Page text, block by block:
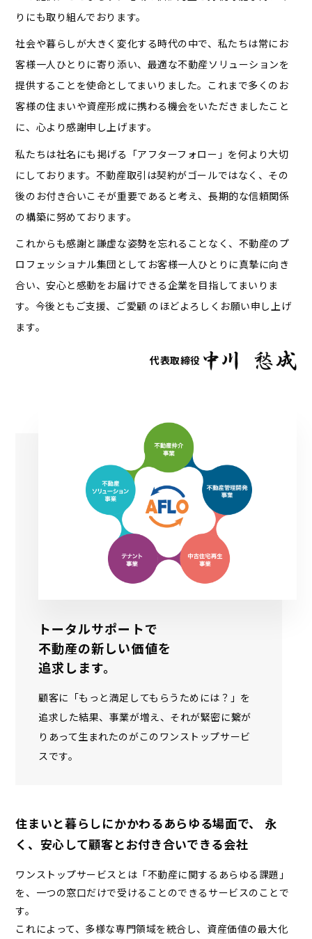
りにも取り組んでおります。
社会や暮らしが大きく変化する時代の中で、私たちは常にお
客様一人ひとりに寄り添い、最適な不動産ソリューションを
提供することを使命としてまいりました。これまで多くのお
客様の住まいや資産形成に携わる機会をいただきましたこと
に、心より感謝申し上げます。
私たちは社名にも掲げる「アフターフォロー」を何より大切
にしております。不動産取引は契約がゴールではなく、その
後のお付き合いこそが重要であると考え、長期的な信頼関係
の構築に努めております。
これからも感謝と謙虚な姿勢を忘れることなく、不動産のプ
ロフェッショナル集団としてお客様一人ひとりに真摯に向き
合い、安心と感動をお届けできる企業を目指してまいりま
す。今後ともご支援、ご愛顧 のほどよろしくお願い申し上げ
ます。
代表取締役
トータルサポートで
不動産の新しい価値を
追求します。
顧客に「もっと満足してもらうためには？」を
追求した結果、事業が増え、それが緊密に繋が
りあって生まれたのがこのワンストップサービ
スです。
住まいと暮らしにかかわるあらゆる場面で、
永
く、安心して顧客とお付き合いできる会社
ワンストップサービスとは「不動産に関するあらゆる課題」
を、一つの窓口だけで受けることのできるサービスのことで
す。
これによって、多様な専門領域を統合し、資産価値の最大化